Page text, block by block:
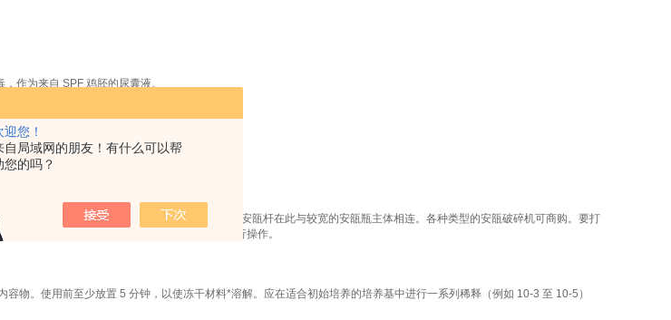
迎您！
自局域网的朋友！有什么可以帮
您的吗？
作为来自 SPF 鸡胚的尿囊液。
可能会在环境温度下运输这些材料。
品
DIN 安瓿瓶有一个“易开"颜色的压力点，窄的安瓿杆在此与较宽的安瓿瓶主体相连。各种类型的安瓿破碎机可商购。要打
材料，并按照安瓿破碎器随附的制造商说明进行操作。
物。使用前至少放置 5 分钟，以使冻干材料*溶解。应在适合初始培养的培养基中进行一系列稀释（例如 10-3 至 10-5）